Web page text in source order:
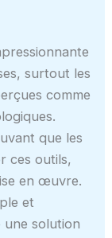
surtout les
comme
que les
ces outils,
en œuvre.
et
une solution